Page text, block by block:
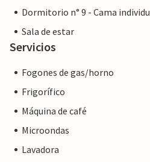
Dormitorio n° 9 - Cama
Sala de estar
Servicios
Fogones de gas/horno
Frigorífico
Máquina de café
Microondas
Lavadora